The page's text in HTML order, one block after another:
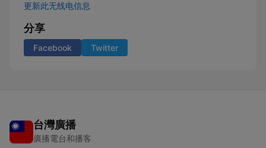
更新此无线电信息
分享
Facebook Twitter
台灣廣播
廣播電台和播客